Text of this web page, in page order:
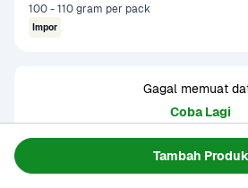
Tambah Produk
100 - 110 gram per pack
Impor
Gagal memuat
Coba Lagi
Informasi Produk